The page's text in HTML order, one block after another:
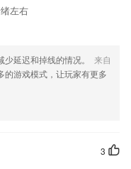
左右
延迟和掉线的情况。
来自
的游戏模式，让玩家有更多
3